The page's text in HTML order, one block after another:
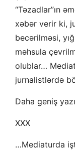
“Təzadlar”ın
xəbər verir ki,
becərilməsi,
məhsula
olublar…
jurnalistlərdə
Daha geniş
XXX
…Mediaturda